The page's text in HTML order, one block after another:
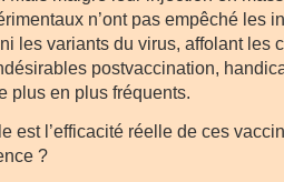
n’ont pas empêché les
les variants du virus, affolant les
postvaccination,
plus en plus fréquents.
est l’efficacité réelle de ces
?